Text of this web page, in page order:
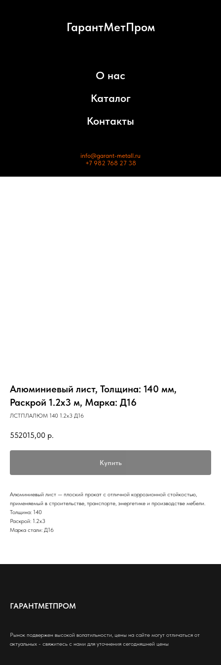
ГарантМетПром
О нас
Каталог
Контакты
info@garant-metall.ru
+7 982 768 27 38
Алюминиевый лист, Толщина: 140 мм,
Раскрой 1.2х3 м, Марка: Д16
ЛСТПЛАЛЮМ 140 1.2х3 Д16
552015,00 р.
Купить
Алюминиевый лист — плоский прокат с отличной коррозионной стойкостью,
применяемый в строительстве, транспорте, энергетике и производстве мебели.
Толщина: 140
Раскрой: 1.2х3
Марка стали: Д16
ГАРАНТМЕТПРОМ
Рынок подвержен высокой волатильности, цены на сайте могут отличаться от
актуальных - свяжитесь с нами для уточнения сегодняшней цены